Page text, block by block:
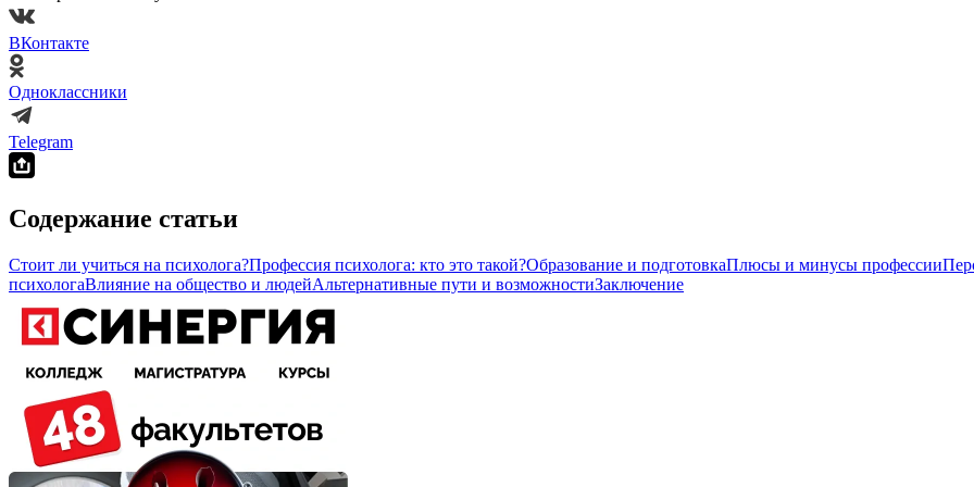
ВКонтакте
Одноклассники
Telegram
Содержание статьи
Стоит ли учиться на психолога?Профессия психолога: кто это такой?Образование и подготовкаПлюсы и минусы профессии
психологаВлияние на общество и людейАльтернативные пути и возможностиЗаключение